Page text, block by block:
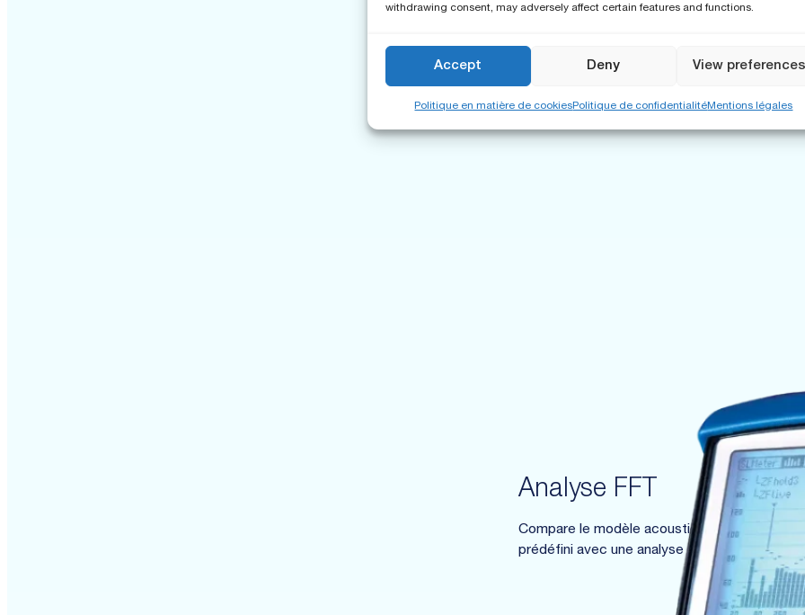
withdrawing consent, may adversely affect certain features and functions.
Accept Deny View preferences
Politique en matière de cookiesPolitique de confidentialitéMentions légales
Analyse FFT
Compare le modèle acoustique haute
prédéfini avec une analyse de réussite/échec